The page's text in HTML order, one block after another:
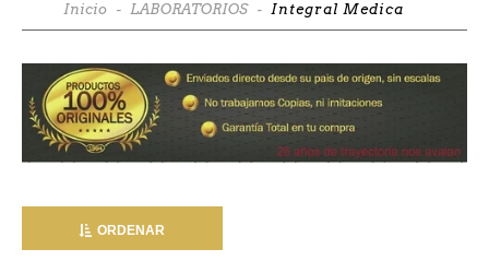
Inicio - LABORATORIOS - Integral Medica
ORDENAR